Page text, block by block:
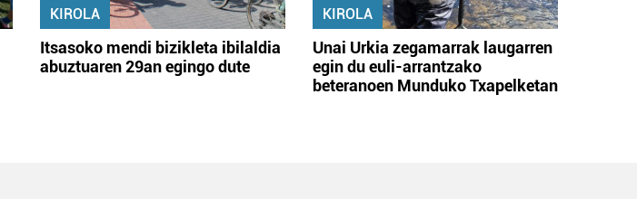
KIROLA
Itsasoko mendi bizikleta ibilaldia
abuztuaren 29an egingo dute
KIROLA
Unai Urkia zegamarrak laugarren
egin du euli-arrantzako
beteranoen Munduko Txapelketan